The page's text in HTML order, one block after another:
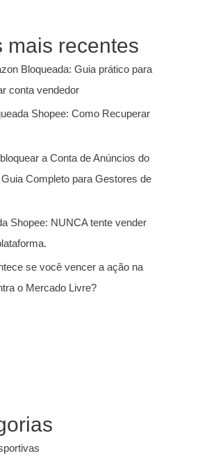
mais recentes
Bloqueada: Guia prático para
conta vendedor
Shopee: Como Recuperar
a Conta de Anúncios do
Completo para Gestores de
Shopee: NUNCA tente vender
se você vencer a ação na
o Mercado Livre?